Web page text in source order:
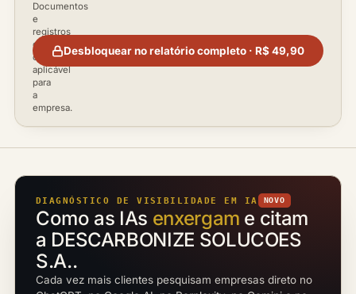
Documentos
e
registros
disponíveis
conforme
aplicável
para
a
empresa.
Desbloquear no relatório completo · R$ 49,90
DIAGNÓSTICO DE VISIBILIDADE EM IA NOVO
Como as IAs enxergam e citam
a DESCARBONIZE SOLUCOES
S.A..
Cada vez mais clientes pesquisam empresas direto no